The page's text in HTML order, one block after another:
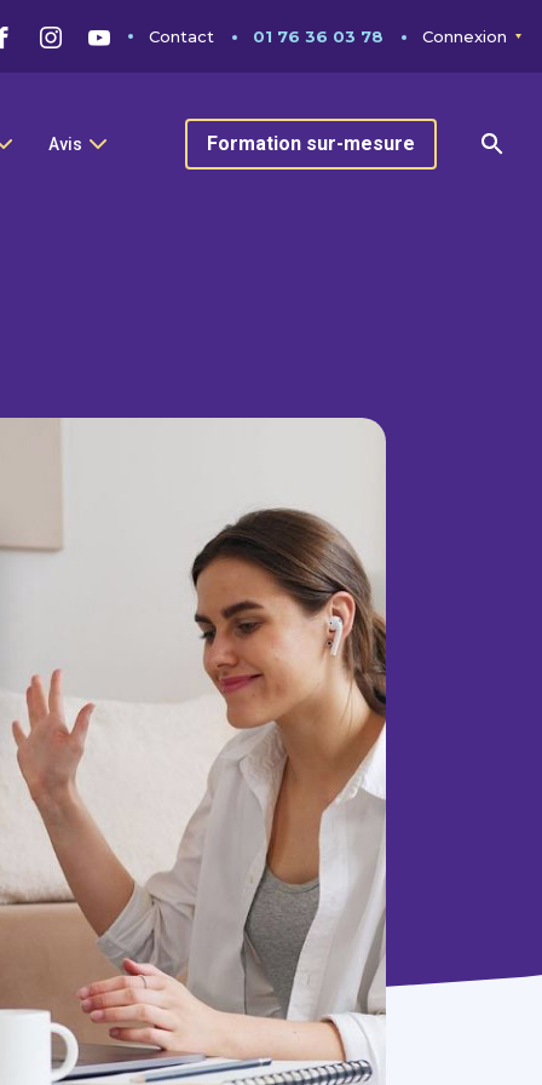
Contact 01 76 36 03 78 Connexion
Avis Formation sur-mesure